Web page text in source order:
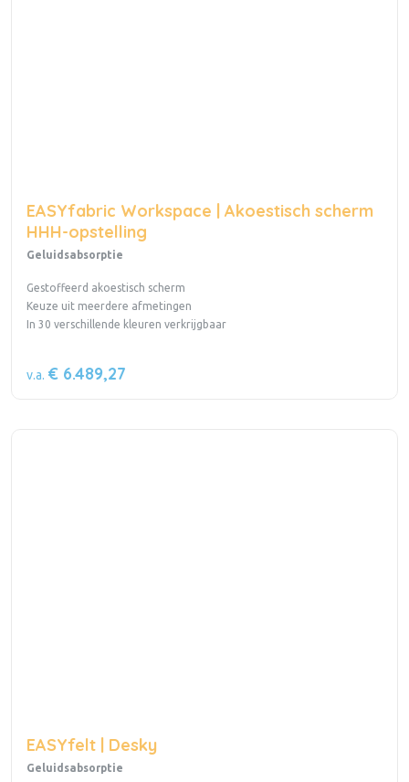
EASYfabric Workspace | Akoestisch scherm
HHH-opstelling
Geluidsabsorptie
Gestoffeerd akoestisch scherm
Keuze uit meerdere afmetingen
In 30 verschillende kleuren verkrijgbaar
v.a. € 6.489,27
EASYfelt | Desky
Geluidsabsorptie